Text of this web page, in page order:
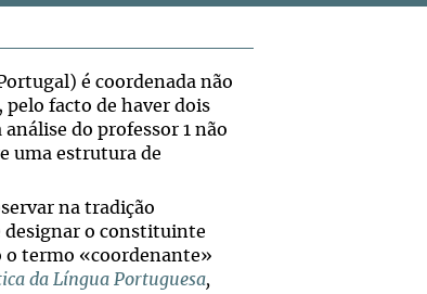
é coordenada não
facto de haver dois
do professor 1 não
uma estrutura de
na tradição
designar o constituinte
o termo «coordenante»
da Língua Portuguesa,